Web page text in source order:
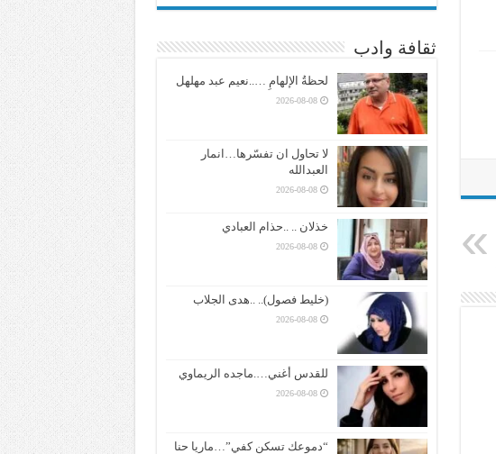
ثقافة وادب
لحظةُ الإلهامِ …..نعيم عبد مهلهل
2026-08-08
لا تحاول ان تفسّرها…انمار
العبدالله
2026-08-08
خذلان .. ..حذام العبادي
2026-08-08
(خليط فصول).. ..هدى الجلاب
2026-08-08
للقدس أغني….ماجده الريماوي
2026-08-08
“دموعك تسكن كفي”…ماريا حنا